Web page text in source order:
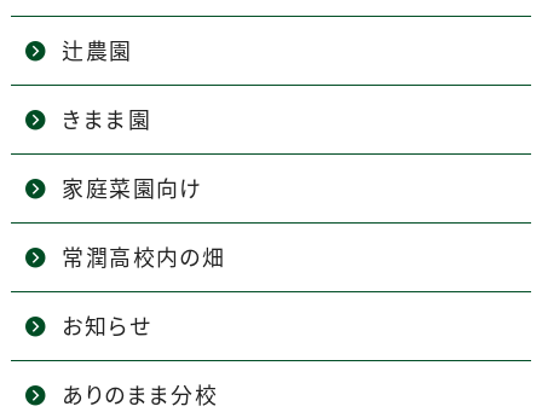
辻農園
きまま園
家庭菜園向け
常潤高校内の畑
お知らせ
ありのまま分校